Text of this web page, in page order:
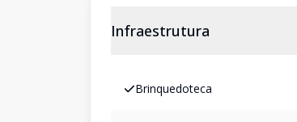
Infraestrutura
Brinquedoteca